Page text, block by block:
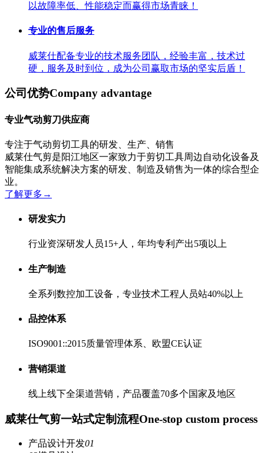
以故障率低、性能稳定而赢得市场青睐！
专业的售后服务
威莱仕配备专业的技术服务团队，经验丰富，技术过
硬，服务及时到位，成为公司赢取市场的坚实后盾！
公司优势Company advantage
专业气动剪刀供应商
专注于气动剪切工具的研发、生产、销售
威莱仕气剪是阳江地区一家致力于剪切工具周边自动化设备及
智能集成系统解决方案的研发、制造及销售为一体的综合型企
业。
了解更多 →
研发实力
行业资深研发人员15+人，年均专利产出5项以上
生产制造
全系列数控加工设备，专业技术工程人员站40%以上
品控体系
ISO9001::2015质量管理体系、欧盟CE认证
营销渠道
线上线下全渠道营销，产品覆盖70多个国家及地区
威莱仕气剪一站式定制流程One-stop custom process
产品设计开发01